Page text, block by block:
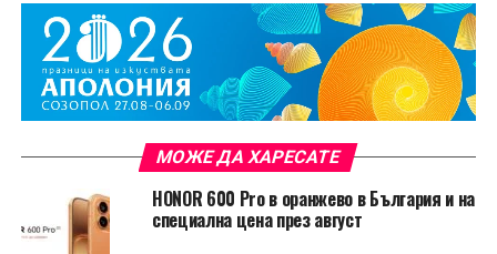
МОЖЕ ДА ХАРЕСАТЕ
HONOR 600 Pro в оранжево в България и на
специална цена през август